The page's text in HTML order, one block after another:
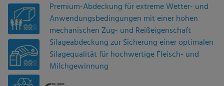
Premium-Abdeckung für extreme Wetter- und
Anwendungsbe­din­gungen mit einer hohen
mechanischen Zug- und Reißeigenschaft
Silageabdeckung zur Sicherung einer optimalen
Silagequalität für hochwertige Fleisch- und
Milchgewinnung